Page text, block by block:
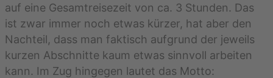
auf eine Gesamtreisezeit von ca. 3 Stunden. Das
ist zwar immer noch etwas kürzer, hat aber den
Nachteil, dass man faktisch aufgrund der jeweils
kurzen Abschnitte kaum etwas sinnvoll arbeiten
kann. Im Zug hingegen lautet das Motto: